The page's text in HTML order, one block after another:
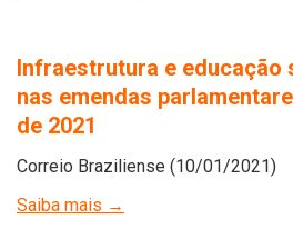
Infraestrutura e educação
nas emendas
de 2021
Correio Braziliense (10/01/2021)
Saiba mais →